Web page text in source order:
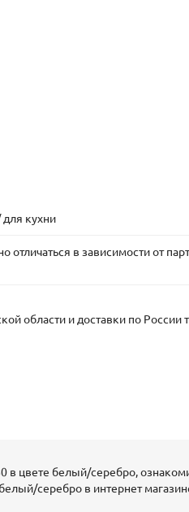
кухни
в зависимости от
области и доставки по России
в цвете белый/серебро,
серебро в интернет